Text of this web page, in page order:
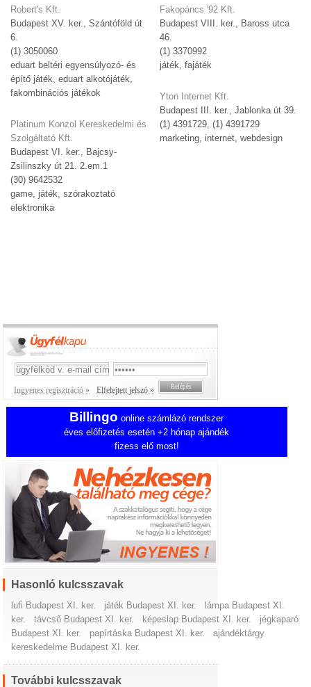
Robert's Kft.
Budapest XV. ker., Szántóföld út
6.
(1) 3050060
eduart beltéri egyensúlyozó- és
építő játék, eduart alkotójáték,
fakombinációs játékok
Platinum Konzol Kereskedelmi és
Szolgáltató Kft.
Budapest VI. ker., Bajcsy-
Zsilinszky út 21. 2.em.1
(30) 9642532
game, játék, szórakoztató
elektronika
Fakopáncs '92 Kft.
Budapest VIII. ker., Baross utca
46.
(1) 3370992
játék, fajáték
Yton Internet Kft.
Budapest III. ker., Jablonka út 39.
(1) 4391729, (1) 4391729
marketing, internet, webdesign
Ingyenes regisztráció » Elfelejtett jelszó »
Billingo online számlázó rendszer
éves előfizetés esetén +2 hónap ajándék
fizess elő most!
Hasonló kulcsszavak
lufi Budapest XI. ker. játék Budapest XI. ker.
lámpa Budapest XI.
ker.
távcső Budapest XI. ker. képeslap Budapest XI. ker.
jégkaparó
Budapest XI. ker.
papírtáska Budapest XI. ker.
ajándéktárgy
kereskedelme Budapest XI. ker.
További kulcsszavak